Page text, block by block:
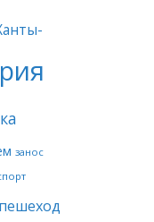
занос
пешеход